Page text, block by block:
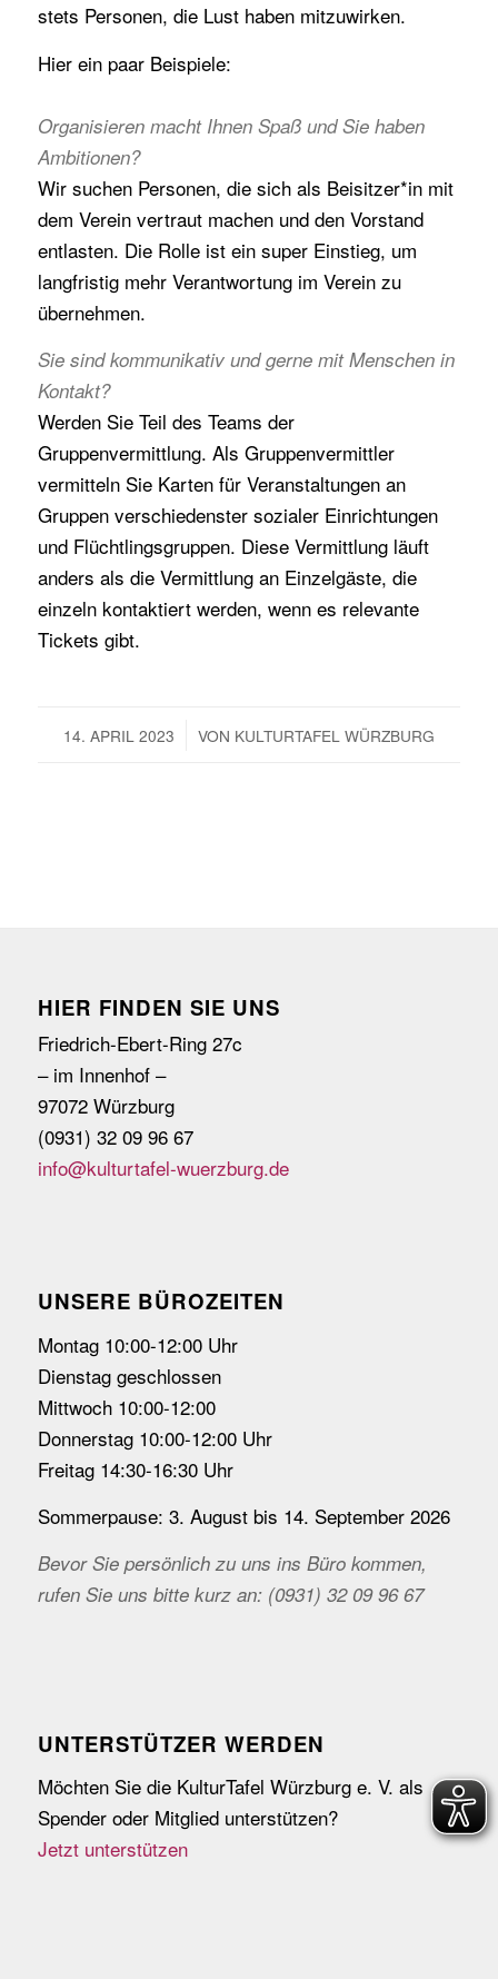
stets Personen, die Lust haben mitzuwirken.
Hier ein paar Beispiele:
Organisieren macht Ihnen Spaß und Sie haben
Ambitionen?
Wir suchen Personen, die sich als Beisitzer*in mit
dem Verein vertraut machen und den Vorstand
entlasten. Die Rolle ist ein super Einstieg, um
langfristig mehr Verantwortung im Verein zu
übernehmen.
Sie sind kommunikativ und gerne mit Menschen in
Kontakt?
Werden Sie Teil des Teams der
Gruppenvermittlung. Als Gruppenvermittler
vermitteln Sie Karten für Veranstaltungen an
Gruppen verschiedenster sozialer Einrichtungen
und Flüchtlingsgruppen. Diese Vermittlung läuft
anders als die Vermittlung an Einzelgäste, die
einzeln kontaktiert werden, wenn es relevante
Tickets gibt.
14. APRIL 2023
/ VON KULTURTAFEL WÜRZBURG
HIER FINDEN SIE UNS
Friedrich-Ebert-Ring 27c
– im Innenhof –
97072 Würzburg
(0931) 32 09 96 67
info@kulturtafel-wuerzburg.de
UNSERE BÜROZEITEN
Montag 10:00-12:00 Uhr
Dienstag geschlossen
Mittwoch 10:00-12:00
Donnerstag 10:00-12:00 Uhr
Freitag 14:30-16:30 Uhr
Sommerpause: 3. August bis 14. September 2026
Bevor Sie persönlich zu uns ins Büro kommen,
rufen Sie uns bitte kurz an: (0931) 32 09 96 67
UNTERSTÜTZER WERDEN
Möchten Sie die KulturTafel Würzburg e. V. als
Spender oder Mitglied unterstützen?
Jetzt unterstützen